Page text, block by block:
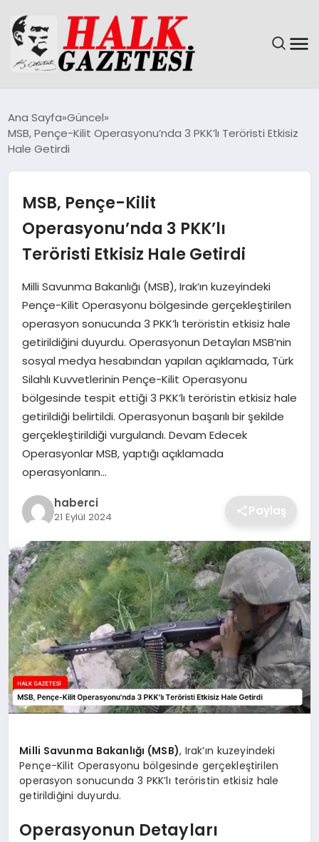
DÜNYA
MAGAZIN
SAĞLIK
SIYASET
SPOR
TEKNOLOJI
YAŞAM
Ana Sayfa Güncel
MSB, Pençe-Kilit Operasyonu’nda 3 PKK’lı Teröristi Etkisiz
Hale Getirdi
MSB, Pençe-Kilit
Operasyonu’nda 3 PKK’lı
Teröristi Etkisiz Hale Getirdi
Milli Savunma Bakanlığı (MSB), Irak’ın kuzeyindeki
Pençe-Kilit Operasyonu bölgesinde gerçekleştirilen
operasyon sonucunda 3 PKK’lı teröristin etkisiz hale
getirildiğini duyurdu. Operasyonun Detayları MSB’nin
sosyal medya hesabından yapılan açıklamada, Türk
Silahlı Kuvvetlerinin Pençe-Kilit Operasyonu
bölgesinde tespit ettiği 3 PKK’lı teröristin etkisiz hale
getirildiği belirtildi. Operasyonun başarılı bir şekilde
gerçekleştirildiği vurgulandı. Devam Edecek
Operasyonlar MSB, yaptığı açıklamada
operasyonların…
haberci
21 Eylül 2024 Paylaş
Milli Savunma Bakanlığı (MSB), Irak’ın kuzeyindeki
Pençe-Kilit Operasyonu bölgesinde gerçekleştirilen
operasyon sonucunda 3 PKK’lı teröristin etkisiz hale
getirildiğini duyurdu.
Operasyonun Detayları